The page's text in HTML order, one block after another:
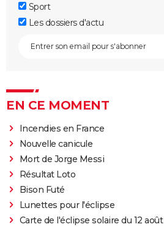
Sport
Les dossiers d'actu
EN CE MOMENT
Incendies en France
Nouvelle canicule
Mort de Jorge Messi
Résultat Loto
Bison Futé
Lunettes pour l'éclipse
Carte de l'éclipse solaire du 12 août